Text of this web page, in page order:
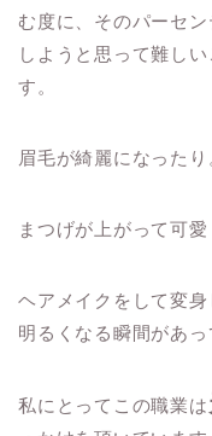
む度に、そのパーセ
しようと思って難し
す。
眉毛が綺麗になったり
まつげが上がって可愛
ヘアメイクをして変
明るくなる瞬間があっ
私にとってこの職業は